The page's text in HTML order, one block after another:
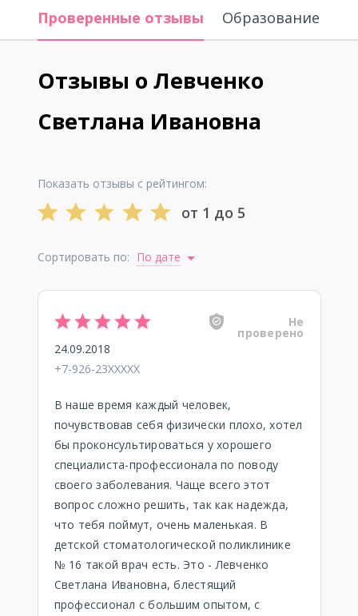
Проверенные отзывы Образование
Отзывы о Левченко
Светлана Ивановна
Показать отзывы с рейтингом:
от 1 до 5
Сортировать по: По дате
Не
проверено
24.09.2018
+7-926-23XXXXX
В наше время каждый человек,
почувствовав себя физически плохо, хотел
бы проконсультироваться у хорошего
специалиста-профессионала по поводу
своего заболевания. Чаще всего этот
вопрос сложно решить, так как надежда,
что тебя поймут, очень маленькая. В
детской стоматологической поликлинике
№ 16 такой врач есть. Это - Левченко
Светлана Ивановна, блестящий
профессионал с большим опытом, с